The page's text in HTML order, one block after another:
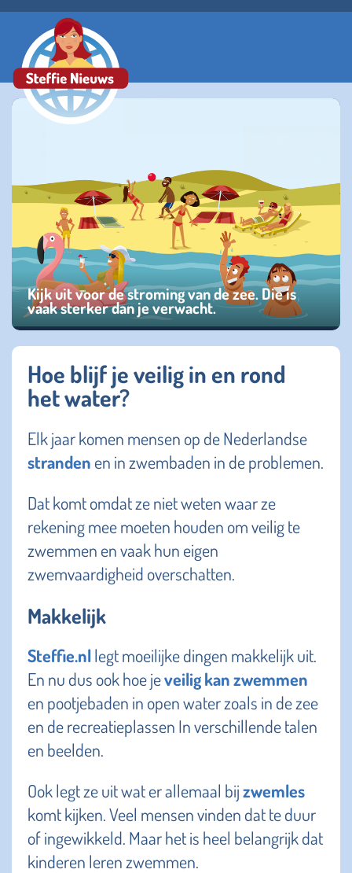
Kijk uit voor de stroming van de zee. Die is
vaak sterker dan je verwacht.
Hoe blijf je veilig in en rond
het water?
Elk jaar komen mensen op de Nederlandse
stranden en in zwembaden in de problemen.
Dat komt omdat ze niet weten waar ze
rekening mee moeten houden om veilig te
zwemmen en vaak hun eigen
zwemvaardigheid overschatten.
Makkelijk
Steffie.nllegt moeilijke dingen makkelijk uit.
En nu dus ook hoe jeveilig kan zwemmen
en pootjebaden in open water zoals in de zee
en de recreatieplassen In verschillende talen
en beelden.
Ook legt ze uit wat er allemaal bijzwemles
komt kijken. Veel mensen vinden dat te duur
of ingewikkeld. Maar het is heel belangrijk dat
kinderen leren zwemmen.